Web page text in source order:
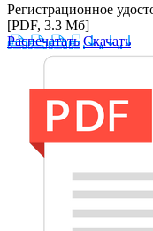
Регистрационное
[PDF, 3.3 Мб]
Распечатать Скачать